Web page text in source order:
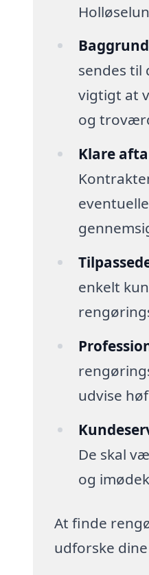
sendes til
vigtigt at
og
Klare
enkelt
udvise
De skal
og
At finde
udforske